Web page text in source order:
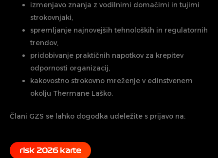
izmenjavo znanja z vodilnimi domačimi in tujimi
strokovnjaki,
spremljanje najnovejših tehnoloških in regulatornih
trendov,
pridobivanje praktičnih napotkov za krepitev
odpornosti organizacij,
kakovostno strokovno mreženje v edinstvenem
okolju Thermane Laško.
Člani GZS se lahko dogodka udeležite s prijavo na:
risk 2026 karte